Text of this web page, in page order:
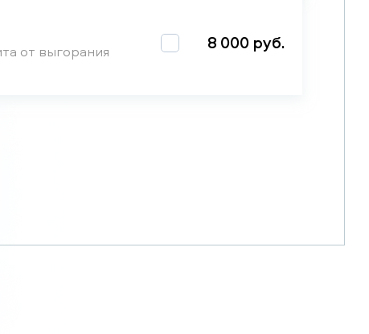
от выгорания 8 000 руб.